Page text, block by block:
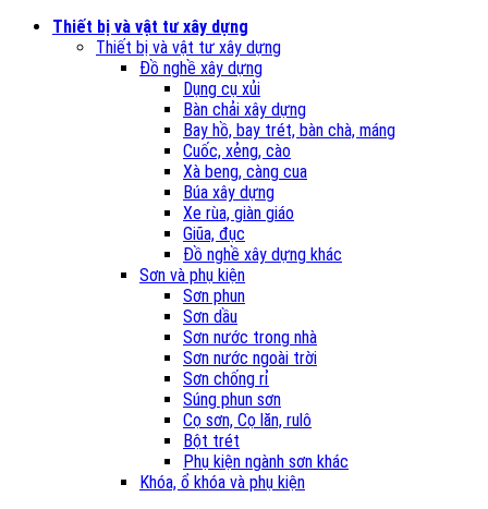
Thiết bị và vật tư xây dựng
Thiết bị và vật tư xây dựng
Đồ nghề xây dựng
Dụng cụ xủi
Bàn chải xây dựng
Bay hồ, bay trét, bàn chà, máng
Cuốc, xẻng, cào
Xà beng, càng cua
Búa xây dựng
Xe rùa, giàn giáo
Giũa, đục
Đồ nghề xây dựng khác
Sơn và phụ kiện
Sơn phun
Sơn dầu
Sơn nước trong nhà
Sơn nước ngoài trời
Sơn chống rỉ
Súng phun sơn
Cọ sơn, Cọ lăn, rulô
Bột trét
Phụ kiện ngành sơn khác
Khóa, ổ khóa và phụ kiện